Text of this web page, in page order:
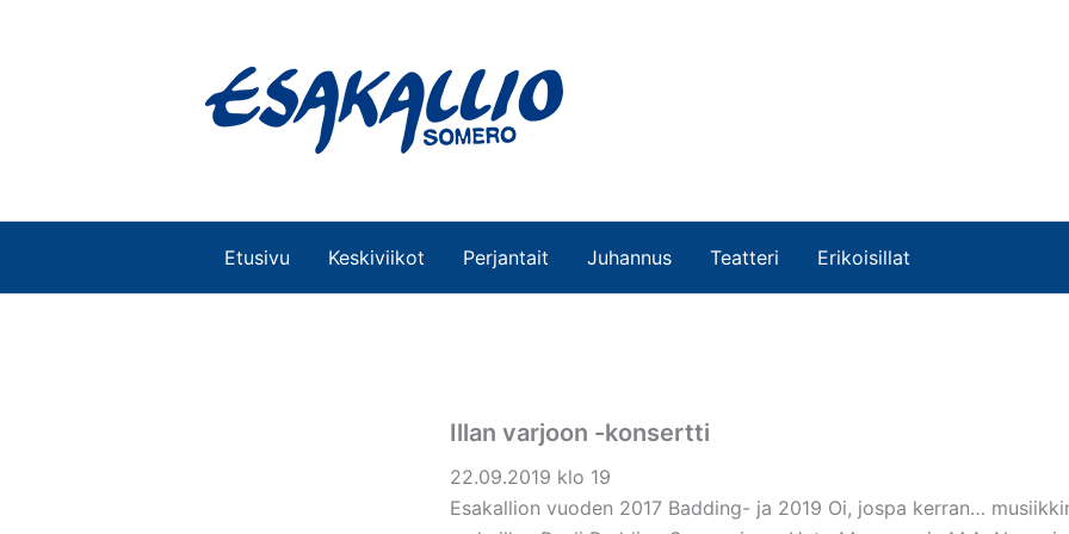
Etusivu Keskiviikot Perjantait Juhannus Teatteri Erikoisillat
Illan varjoon -konsertti
22.09.2019 klo 19
Esakallion vuoden 2017 Badding- ja 2019 Oi, jospa kerran…